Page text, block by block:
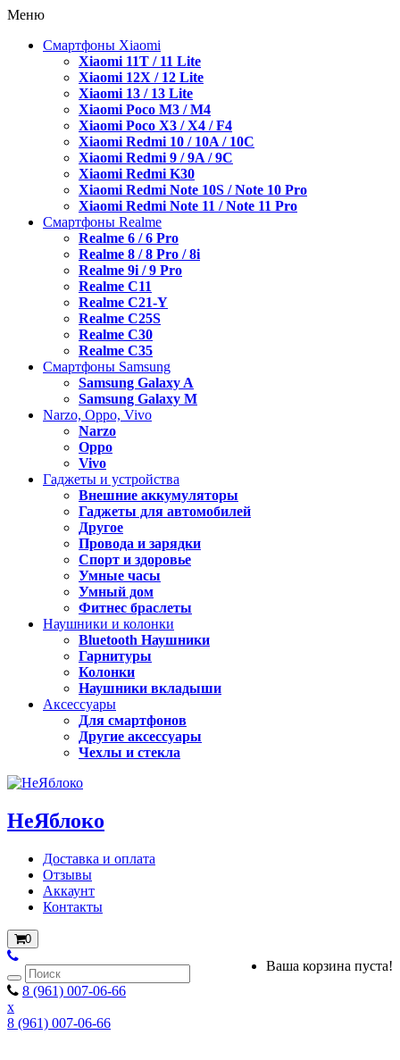
Меню
Смартфоны Xiaomi
Xiaomi 11T / 11 Lite
Xiaomi 12X / 12 Lite
Xiaomi 13 / 13 Lite
Xiaomi Poco M3 / M4
Xiaomi Poco X3 / X4 / F4
Xiaomi Redmi 10 / 10A / 10C
Xiaomi Redmi 9 / 9A / 9C
Xiaomi Redmi K30
Xiaomi Redmi Note 10S / Note 10 Pro
Xiaomi Redmi Note 11 / Note 11 Pro
Смартфоны Realme
Realme 6 / 6 Pro
Realme 8 / 8 Pro / 8i
Realme 9i / 9 Pro
Realme C11
Realme C21-Y
Realme C25S
Realme C30
Realme C35
Смартфоны Samsung
Samsung Galaxy A
Samsung Galaxy M
Narzo, Oppo, Vivo
Narzo
Oppo
Vivo
Гаджеты и устройства
Внешние аккумуляторы
Гаджеты для автомобилей
Другое
Провода и зарядки
Спорт и здоровье
Умные часы
Умный дом
Фитнес браслеты
Наушники и колонки
Bluetooth Наушники
Гарнитуры
Колонки
Наушники вкладыши
Аксессуары
Для смартфонов
Другие аксессуары
Чехлы и стекла
НеЯблоко
Доставка и оплата
Отзывы
Аккаунт
Контакты
0
Ваша корзина пуста!
8 (961) 007-06-66
x
8 (961) 007-06-66